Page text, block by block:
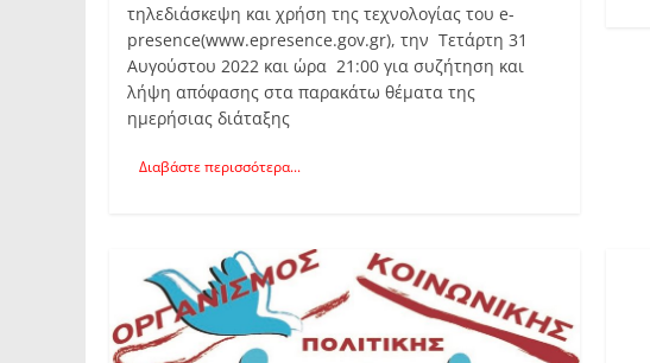
τηλεδιάσκεψη και χρήση της τεχνολογίας του e-
presence(www.epresence.gov.gr), την Τετάρτη 31
Αυγούστου 2022 και ώρα 21:00 για συζήτηση και
λήψη απόφασης στα παρακάτω θέματα της
ημερήσιας διάταξης
Διαβάστε περισσότερα...